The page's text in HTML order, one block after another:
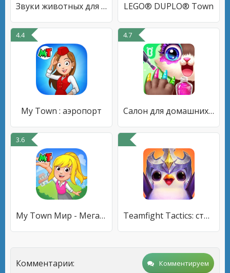
Звуки животных для детей 3 лет LEGO® DUPLO® Town
4.4
My Town : аэропорт
4.7
Салон для домашних животных
3.6
My Town Мир - Mегагород Teamfight Tactics: стратегия League of Legends
Комментарии: Комментируем